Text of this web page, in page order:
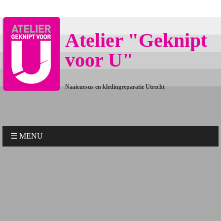
Atelier "Geknipt
voor U"
Naaicursus en kledingreparatie Utrecht
☰ MENU